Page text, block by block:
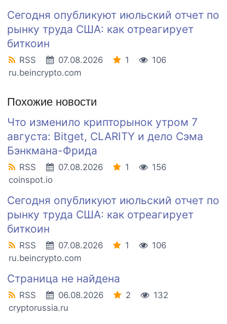
Сегодня опубликуют июльский отчет по
рынку труда США: как отреагирует
биткоин
RSS 07.08.2026 1
106
ru.beincrypto.com
Похожие новости
Что изменило крипторынок утром 7
августа: Bitget, CLARITY и дело Сэма
Бэнкмана-Фрида
RSS 07.08.2026 1
156
coinspot.io
Сегодня опубликуют июльский отчет по
рынку труда США: как отреагирует
биткоин
RSS 07.08.2026 1
106
ru.beincrypto.com
Страница не найдена
RSS 06.08.2026 2
132
cryptorussia.ru